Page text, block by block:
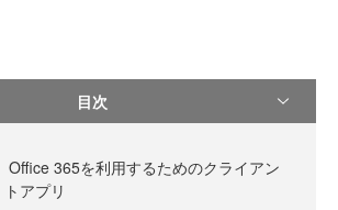
目次
Office 365を利用するためのクライアン
トアプリ